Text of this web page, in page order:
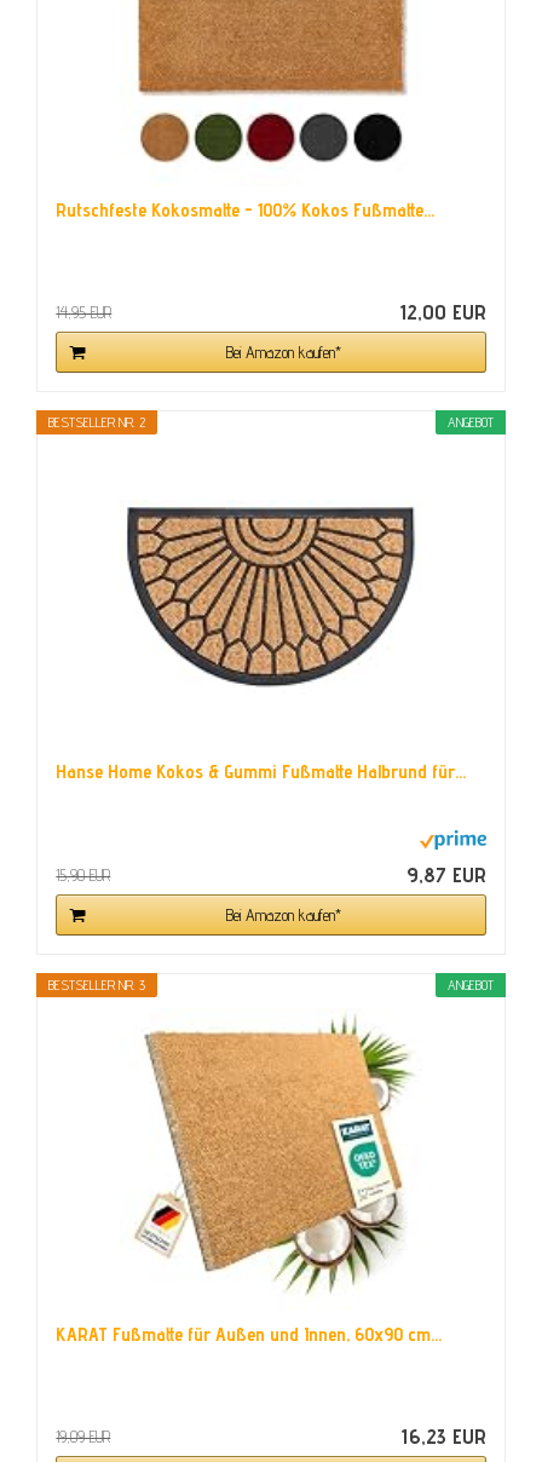
Rutschfeste Kokosmatte - 100% Kokos Fußmatte...
14,95 EUR 12,00 EUR
Bei Amazon kaufen*
ANGEBOT
BESTSELLER NR. 2
Hanse Home Kokos & Gummi Fußmatte Halbrund für...
15,90 EUR 9,87 EUR
Bei Amazon kaufen*
ANGEBOT
BESTSELLER NR. 3
KARAT Fußmatte für Außen und Innen, 60x90 cm...
19,09 EUR 16,23 EUR